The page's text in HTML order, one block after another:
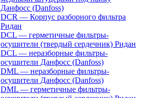
Данфосс (Danfoss)
DCR — Корпус разборного фильтра
Ридан
DCL — герметичные фильтры-
осушители (твердый сердечник) Ридан
DCL — неразборные фильтры-
осушители Данфосс (Danfoss)
DML — неразборные фильтры-
осушители Данфосс (Danfoss)
DML — герметичные фильтры-